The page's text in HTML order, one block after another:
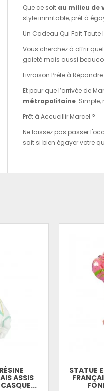
Que ce soit au milieu de
style inimitable, prêt à
Un Cadeau Qui Fait Toute
Vous cherchez à offrir
gaieté mais aussi
Livraison Prête à
Et pour que l’arrivée de
métropolitaine. Simple,
Prêt à Accueillir Marcel ?
Ne laissez pas passer
sait si bien égayer votre
ASSIS
STATUE